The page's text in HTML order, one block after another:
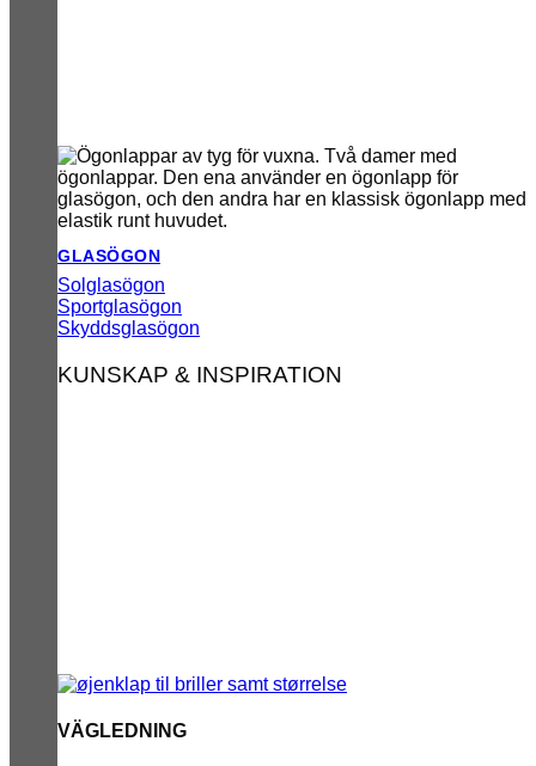
GLASÖGON
Solglasögon
Sportglasögon
Skyddsglasögon
KUNSKAP & INSPIRATION
VÄGLEDNING